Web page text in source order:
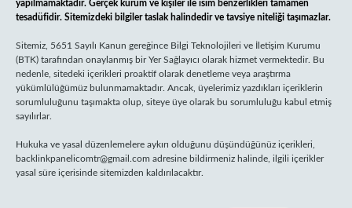
yapılmamaktadır. Gerçek kurum ve kişiler ile isim benzerlikleri tamamen
tesadüfidir. Sitemizdeki bilgiler taslak halindedir ve tavsiye niteliği taşımazlar.
Sitemiz, 5651 Sayılı Kanun gereğince Bilgi Teknolojileri ve İletişim Kurumu
(BTK) tarafından onaylanmış bir Yer Sağlayıcı olarak hizmet vermektedir. Bu
nedenle, sitedeki içerikleri proaktif olarak denetleme veya araştırma
yükümlülüğümüz bulunmamaktadır. Ancak, üyelerimiz yazdıkları içeriklerin
sorumluluğunu taşımakta olup, siteye üye olarak bu sorumluluğu kabul etmiş
sayılırlar.
Hukuka ve yasal düzenlemelere aykırı olduğunu düşündüğünüz içerikleri,
backlinkpanelicomtr@gmail.com adresine bildirmeniz halinde, ilgili içerikler
yasal süre içerisinde sitemizden kaldırılacaktır.